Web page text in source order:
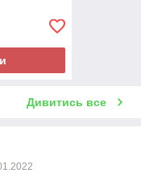
Дивитись все